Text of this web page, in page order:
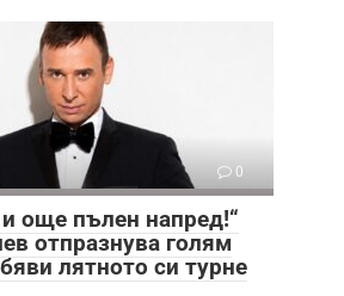
0
и още пълен напред!“
отпразнува голям
лятното си турне